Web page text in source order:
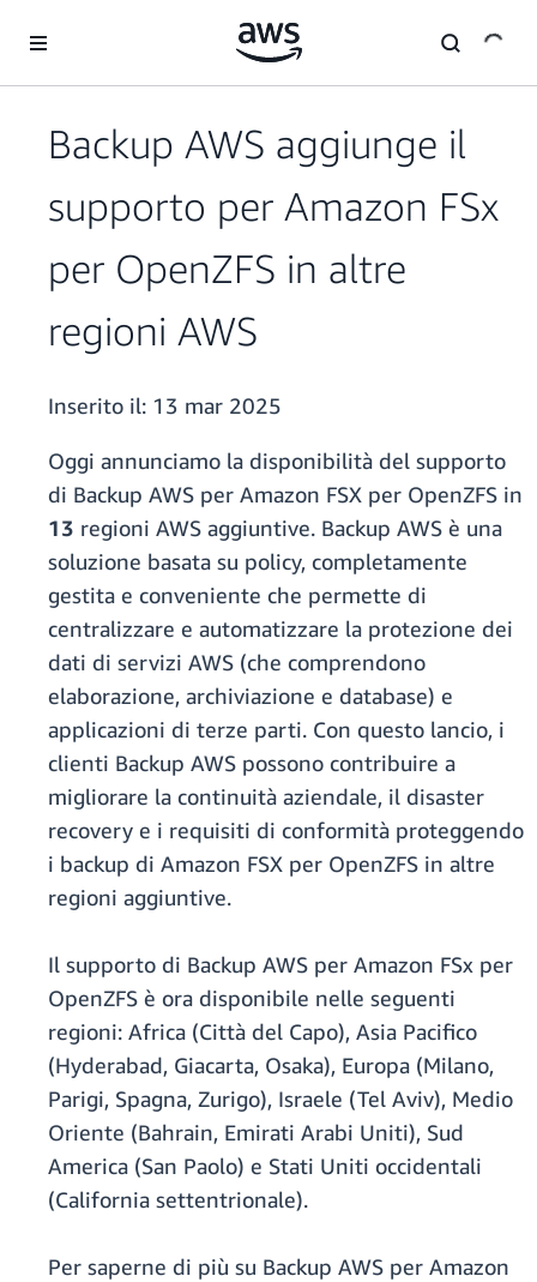
Backup AWS aggiunge il
supporto per Amazon FSx
per OpenZFS in altre
regioni AWS
Inserito il: 13 mar 2025
Oggi annunciamo la disponibilità del supporto
di Backup AWS per Amazon FSX per OpenZFS in
13 regioni AWS aggiuntive. Backup AWS è una
soluzione basata su policy, completamente
gestita e conveniente che permette di
centralizzare e automatizzare la protezione dei
dati di servizi AWS (che comprendono
elaborazione, archiviazione e database) e
applicazioni di terze parti. Con questo lancio, i
clienti Backup AWS possono contribuire a
migliorare la continuità aziendale, il disaster
recovery e i requisiti di conformità proteggendo
i backup di Amazon FSX per OpenZFS in altre
regioni aggiuntive.
Il supporto di Backup AWS per Amazon FSx per
OpenZFS è ora disponibile nelle seguenti
regioni: Africa (Città del Capo), Asia Pacifico
(Hyderabad, Giacarta, Osaka), Europa (Milano,
Parigi, Spagna, Zurigo), Israele (Tel Aviv), Medio
Oriente (Bahrain, Emirati Arabi Uniti), Sud
America (San Paolo) e Stati Uniti occidentali
(California settentrionale).
Per saperne di più su Backup AWS per Amazon